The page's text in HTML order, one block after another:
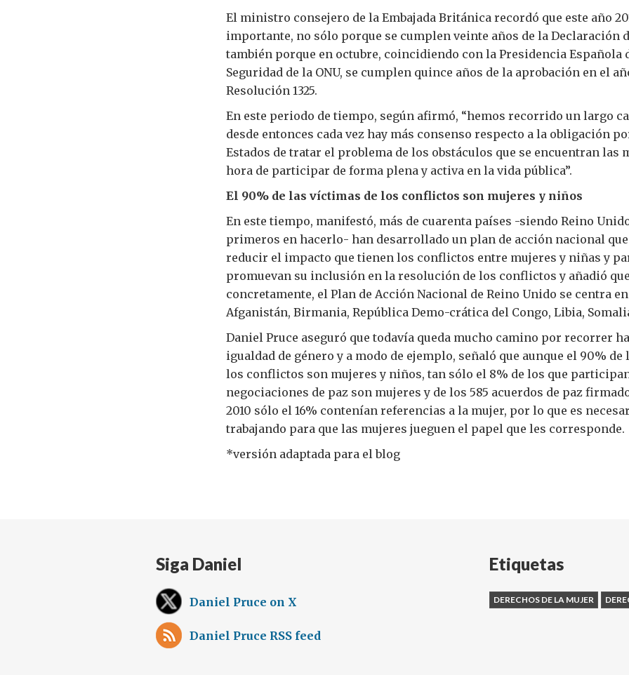
El ministro consejero de la Embajada Británica recordó que este año
importante, no sólo porque se cumplen veinte años de la Declaración
también porque en octubre, coincidiendo con la Presidencia Española
Seguridad de la ONU, se cumplen quince años de la aprobación en el
Resolución 1325.
En este periodo de tiempo, según afirmó, “hemos recorrido un largo
desde entonces cada vez hay más consenso respecto a la obligación
Estados de tratar el problema de los obstáculos que se encuentran las
hora de participar de forma plena y activa en la vida pública”.
El 90% de las víctimas de los conflictos son mujeres y niños
En este tiempo, manifestó, más de cuarenta países -siendo Reino
primeros en hacerlo- han desarrollado un plan de acción nacional
reducir el impacto que tienen los conflictos entre mujeres y niñas y
promuevan su inclusión en la resolución de los conflictos y añadió
concretamente, el Plan de Acción Nacional de Reino Unido se centra
Afganistán, Birmania, República Demo-crática del Congo, Libia,
Daniel Pruce aseguró que todavía queda mucho camino por recorrer
igualdad de género y a modo de ejemplo, señaló que aunque el 90%
los conflictos son mujeres y niños, tan sólo el 8% de los que
negociaciones de paz son mujeres y de los 585 acuerdos de paz
2010 sólo el 16% contenían referencias a la mujer, por lo que es
trabajando para que las mujeres jueguen el papel que les corresponde.
*versión adaptada para el blog
Siga Daniel
Daniel Pruce on X
Daniel Pruce RSS feed
Etiquetas
DERECHOS DE LA MUJER